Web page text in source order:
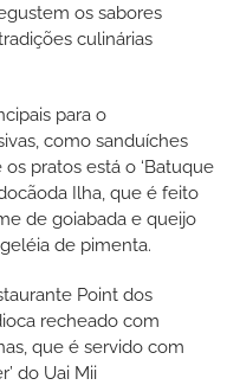
os sabores
culinárias
para o
como sanduíches
pratos está o ‘Batuque
Ilha, que é feito
de goiabada e queijo
de pimenta.
Point dos
recheado com
que é servido com
do Uai Mii